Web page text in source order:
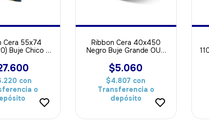
Cera 55x74
Buje Chico al
con
o
Ribbon Cera 40x450
Negro Buje Grande OUT
$5.060
$4.807 con
Transferencia o
depósito